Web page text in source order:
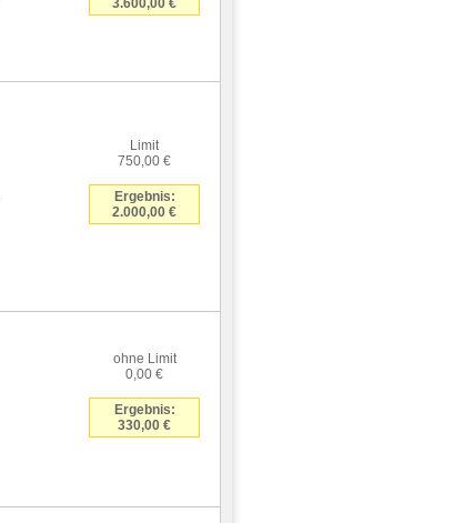
3.600,00 €
Limit
750,00 €
Ergebnis:
2.000,00 €
ohne Limit
0,00 €
Ergebnis:
330,00 €